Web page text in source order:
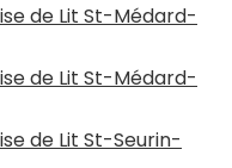
de Lit St-Médard-
de Lit St-Médard-
de Lit St-Seurin-